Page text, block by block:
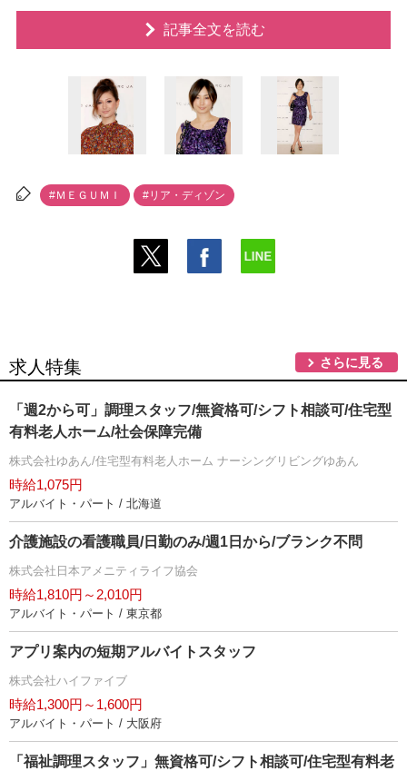
記事全文を読む
#ＭＥＧＵＭＩ #リア・ディゾン
求人特集 さらに見る
「週2から可」調理スタッフ/無資格可/シフト相談可/住宅型
有料老人ホーム/社会保障完備
株式会社ゆあん/住宅型有料老人ホーム ナーシングリビングゆあん
時給1,075円
アルバイト・パート / 北海道
介護施設の看護職員/日勤のみ/週1日から/ブランク不問
株式会社日本アメニティライフ協会
時給1,810円～2,010円
アルバイト・パート / 東京都
アプリ案内の短期アルバイトスタッフ
株式会社ハイファイブ
時給1,300円～1,600円
アルバイト・パート / 大阪府
「福祉調理スタッフ」無資格可/シフト相談可/住宅型有料老